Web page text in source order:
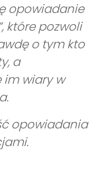
opowiadanie
które pozwoli
o tym kto
a
im wiary w
opowiadania